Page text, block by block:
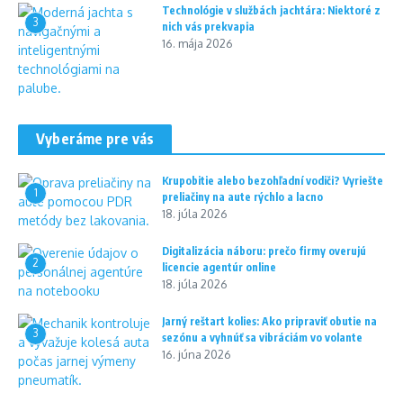
3
Technológie v službách jachtára: Niektoré z
nich vás prekvapia
16. mája 2026
Vyberáme pre vás
1
Krupobitie alebo bezohľadní vodiči? Vyriešte
preliačiny na aute rýchlo a lacno
18. júla 2026
2
Digitalizácia náboru: prečo firmy overujú
licencie agentúr online
18. júla 2026
3
Jarný reštart kolies: Ako pripraviť obutie na
sezónu a vyhnúť sa vibráciám vo volante
16. júna 2026